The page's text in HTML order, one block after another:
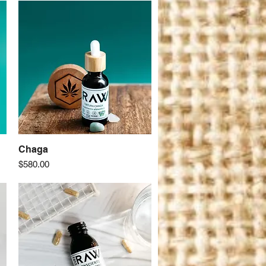
Chaga
Precio
$580.00